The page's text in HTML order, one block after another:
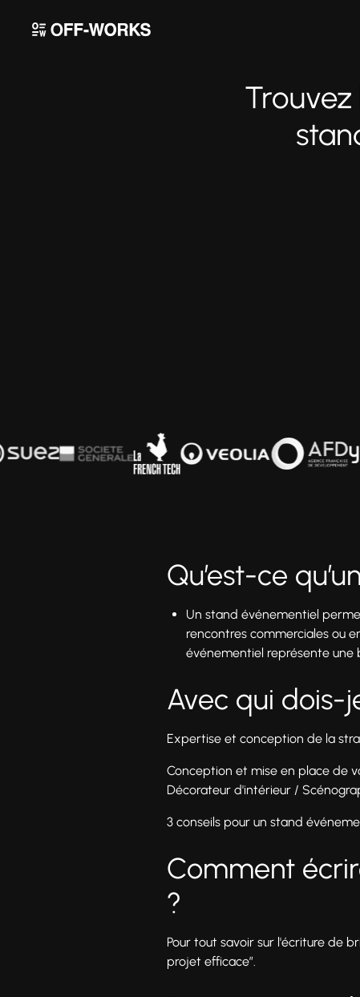
Qu’est-ce
Un stand événementiel
rencontres commerciales ou
événementiel représente une
Avec qui dois-
Expertise et conception de la
Conception et mise en place de
Décorateur d'intérieur /
3 conseils pour un stand
Comment
?
Pour tout savoir sur l'écriture de
projet efficace”.